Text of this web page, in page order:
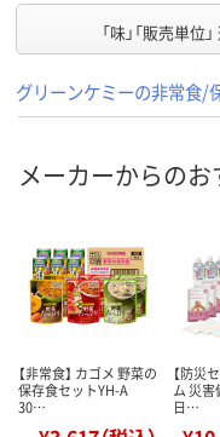
「味」「販売単位
グリーンケミーの非常食/
メーカーからの
【非常食】 カゴメ 野菜の
保存食セットYH-A
30…
【防災
ム 災害
日…